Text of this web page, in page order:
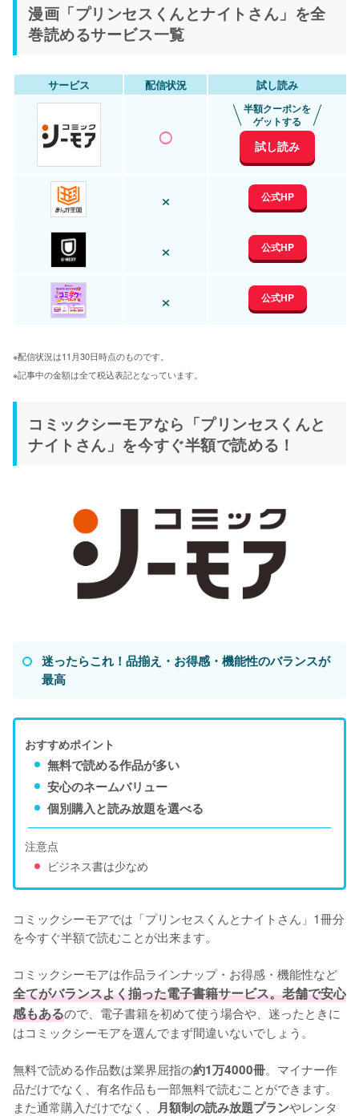
漫画「プリンセスくんとナイトさん」を全
巻読めるサービス一覧
サービス 配信状況 試し読み
○
半額クーポンを
ゲットする
試し読み
× 公式HP
× 公式HP
× 公式HP
※配信状況は11月30日時点のものです。
※記事中の金額は全て税込表記となっています。
コミックシーモアなら「プリンセスくんと
ナイトさん」を今すぐ半額で読める！
迷ったらこれ！品揃え・お得感・機能性のバランスが
最高
おすすめポイント
無料で読める作品が多い
安心のネームバリュー
個別購入と読み放題を選べる
注意点
ビジネス書は少なめ
コミックシーモアでは「プリンセスくんとナイトさん」1冊分
を今すぐ半額で読むことが出来ます。
コミックシーモアは作品ラインナップ・お得感・機能性など
全てがバランスよく揃った電子書籍サービス。老舗で安心
感もあるので、電子書籍を初めて使う場合や、迷ったときに
はコミックシーモアを選んでまず間違いないでしょう。
無料で読める作品数は業界屈指の約1万4000冊。マイナー作
品だけでなく、有名作品も一部無料で読むことができます。
また通常購入だけでなく、 月額制の読み放題プランやレンタ